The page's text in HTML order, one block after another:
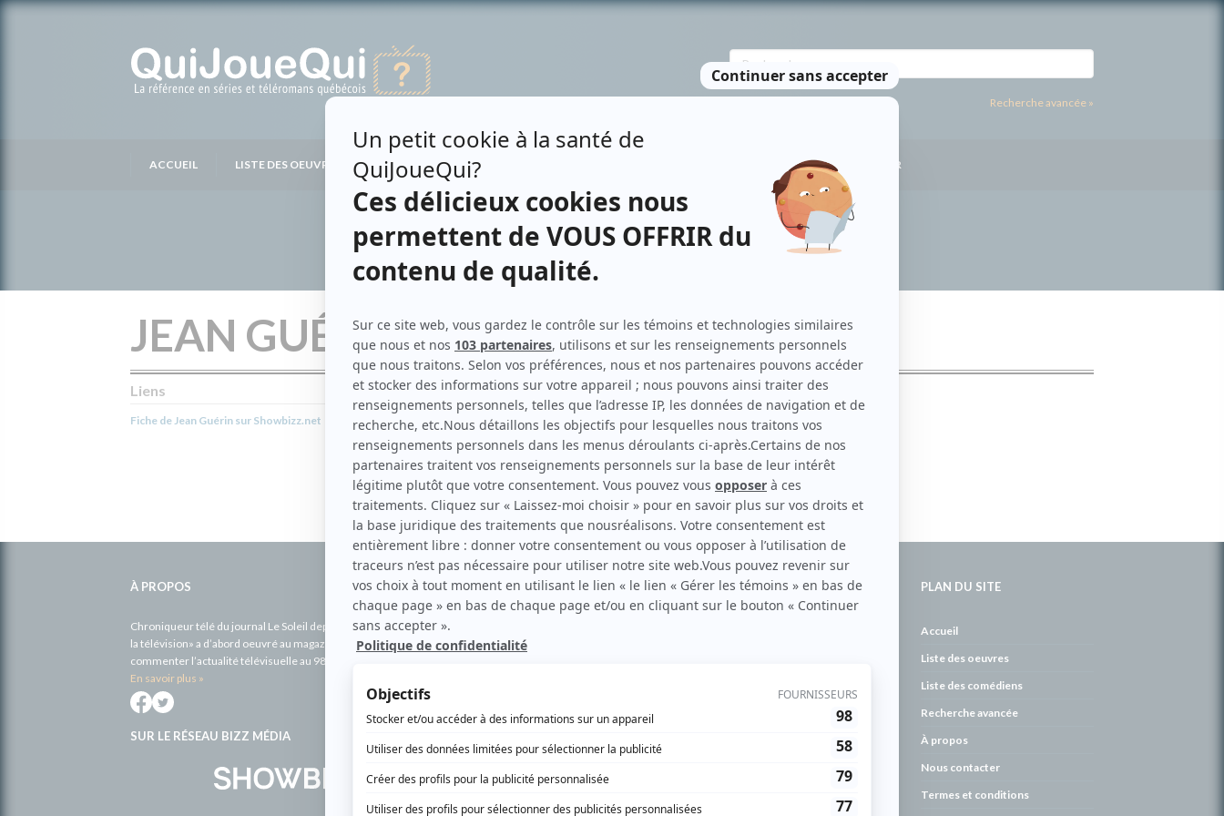
Recherche avancée »
ACCUEIL LISTE DES OEUVRES LISTE DES PERSONNES NOUS CONTACTER
JEAN GUÉRIN
Liens
Fiche de Jean Guérin sur Showbizz.net
Personnages
Le dernier chapitre : La vengeance( Membre des Sixers)
À PROPOS
Chroniqueur télé du journal Le Soleil depuis 2001, Richard Therrien carbure à son petit écran. Celui qu’on surnomme parfois «l’encyclopédie de
la télévision» a d’abord oeuvré au magazine TV Hebdo de 1996 à 2001. Sa spécialité: la télé québécoise. On peut l’entendre régulièrement
commenter l’actualité télévisuelle au 98,5.
En savoir plus »
SUR LE RÉSEAU BIZZ MÉDIA
PLAN DU SITE
Accueil
Liste des oeuvres
Liste des comédiens
Recherche avancée
À propos
Nous contacter
Termes et conditions